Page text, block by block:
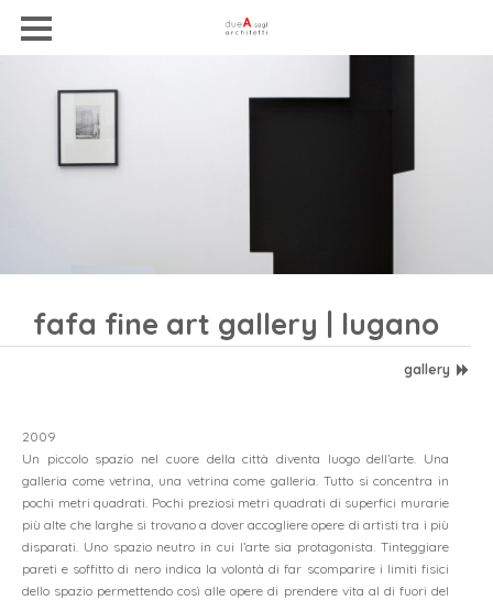
chi siamo
progetti
contatto
fafa fine art gallery | lugano
gallery
2009
Un piccolo spazio nel cuore della città diventa luogo dell’arte. Una
galleria come vetrina, una vetrina come galleria. Tutto si concentra in
pochi metri quadrati. Pochi preziosi metri quadrati di superfici murarie
più alte che larghe si trovano a dover accogliere opere di artisti tra i più
disparati. Uno spazio neutro in cui l’arte sia protagonista. Tinteggiare
pareti e soffitto di nero indica la volontà di far scomparire i limiti fisici
dello spazio permettendo così alle opere di prendere vita al di fuori del